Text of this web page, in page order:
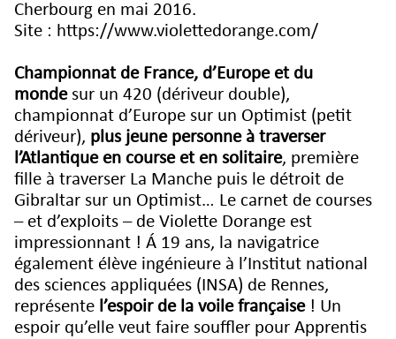
Cherbourg en mai 2016.
Site : https://www.violettedorange.com/
Championnat de France, d’Europe et du
mondesur un 420 (dériveur double),
championnat d’Europe sur un Optimist (petit
dériveur), plus jeune personne à traverser
l’Atlantique en course et en solitaire, première
fille à traverser La Manche puis le détroit de
Gibraltar sur un Optimist… Le carnet de courses
– et d’exploits – de Violette Dorange est
impressionnant ! Á 19 ans, la navigatrice
également élève ingénieure à l’Institut national
des sciences appliquées (INSA) de Rennes,
représente l’espoir de la voile française! Un
espoir qu’elle veut faire souffler pour Apprentis